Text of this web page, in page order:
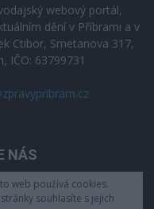
webový portál,
dění v Příbrami a v
Ctibor, Smetanova 317,
IČO: 63799731
NÁS
web používá cookies.
souhlasíte s jejich